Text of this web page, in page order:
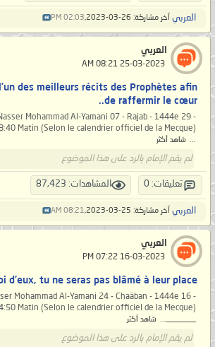
العربي آخر مشاركة: 26-03-2023, 02:03 PM
العربي
des meilleurs récits des Prophètes afin
de raffermir le cœur..
Mohammad Al-Yamani 07 - Rajab - 1444e 29 -
... شاهد أكثر
لم يقم الإمام بالرد على هذا الموضوع
تعليقات: 0 المشاهدات: 87,423
العربي آخر مشاركة: 25-03-2023, 08:21 AM
العربي
d'eux, tu ne seras pas blâmé à leur place
Mohammad Al-Yamani 24 - Chaäban - 1444e 16 -
_______... شاهد أكثر
لم يقم الإمام بالرد على هذا الموضوع